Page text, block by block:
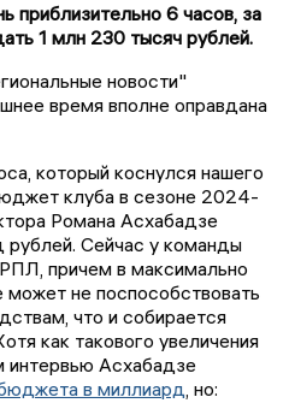
приблизительно 6 часов, за
1 млн 230 тысяч рублей.
новости"
время вполне оправдана
который коснулся нашего
клуба в сезоне 2024-
Романа Асхабадзе
рублей. Сейчас у команды
причем в максимально
не поспособствовать
что и собирается
как такового увеличения
интервью Асхабадзе
в миллиард, но: